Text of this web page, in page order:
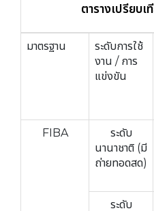
ตารางเปรียบ
มาตรฐาน
ระดับการใช้
งาน / การ
แข่งขัน
FIBA
ระดับ
นานาชาติ (มี
ถ่ายทอดสด)
ระดับ